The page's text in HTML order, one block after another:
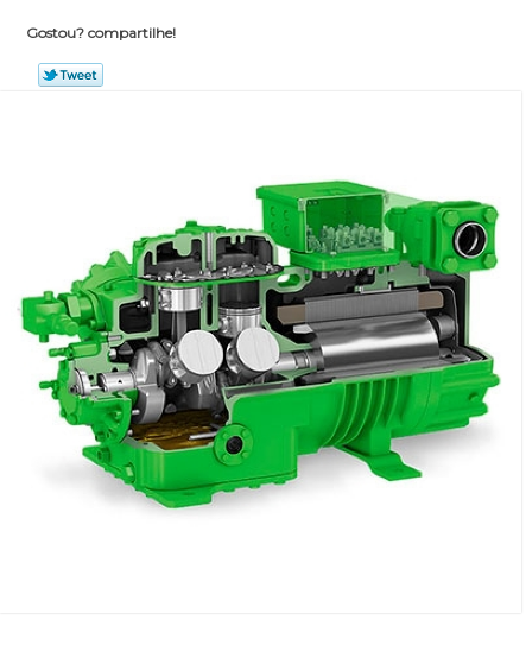
Gostou? compartilhe!